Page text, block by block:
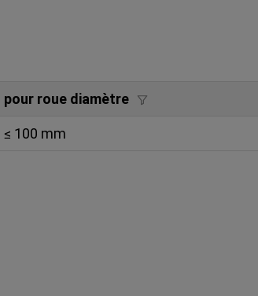
pour roue diamètre
≤ 100 mm